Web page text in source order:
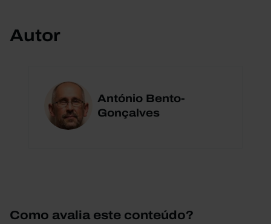
Autor
António Bento-
Gonçalves
Como avalia este conteúdo?